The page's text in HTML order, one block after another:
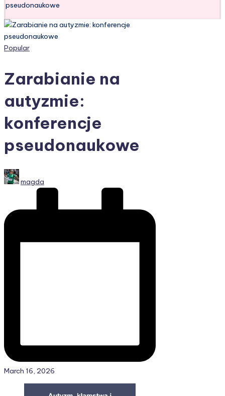
pseudonaukowe
Posted
Popular
Zarabianie na
autyzmie:
konferencje
pseudonaukowe
Posted
by
magda
March 16, 2026